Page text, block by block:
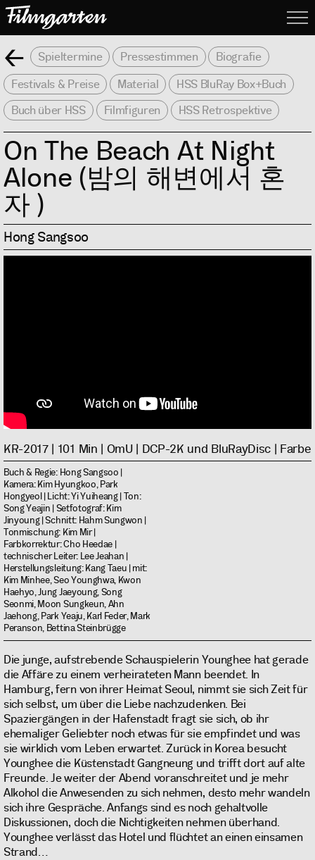
Zurück
Spieltermine Pressestimmen
Biografie
Festivals & Preise
Material
HSS BluRay Box+Buch
Buch über HSS
Filmfiguren HSS Retrospektive
On The Beach At Night
Alone (밤의 해변에서 혼
자 )
Hong Sangsoo
KR-2017 | 101 Min | OmU | DCP-2K und BluRayDisc | Farbe
Buch & Regie: Hong Sangsoo |
Kamera: Kim Hyungkoo, Park
Hongyeol | Licht: Yi Yuiheang | Ton:
Song Yeajin | Setfotograf: Kim
Jinyoung | Schnitt: Hahm Sungwon |
Tonmischung: Kim Mir |
Farbkorrektur: Cho Heedae |
technischer Leiter: Lee Jeahan |
Herstellungsleitung: Kang Taeu | mit:
Kim Minhee, Seo Younghwa, Kwon
Haehyo, Jung Jaeyoung, Song
Seonmi, Moon Sungkeun, Ahn
Jaehong, Park Yeaju, Karl Feder, Mark
Peranson, Bettina Steinbrügge
Die junge, aufstrebende Schauspielerin Younghee hat gerade
die Affäre zu einem verheirateten Mann beendet. In
Hamburg, fern von ihrer Heimat Seoul, nimmt sie sich Zeit für
sich selbst, um über die Liebe nachzudenken. Bei
Spaziergängen in der Hafenstadt fragt sie sich, ob ihr
ehemaliger Geliebter noch etwas für sie empfindet und was
sie wirklich vom Leben erwartet. Zurück in Korea besucht
Younghee die Küstenstadt Gangneung und trifft dort auf alte
Freunde. Je weiter der Abend voranschreitet und je mehr
Alkohol die Anwesenden zu sich nehmen, desto mehr wandeln
sich ihre Gespräche. Anfangs sind es noch gehaltvolle
Diskussionen, doch die Nichtigkeiten nehmen überhand.
Younghee verlässt das Hotel und flüchtet an einen einsamen
Strand…